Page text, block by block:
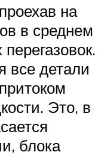
на
в среднем
все детали
Это, в
блока